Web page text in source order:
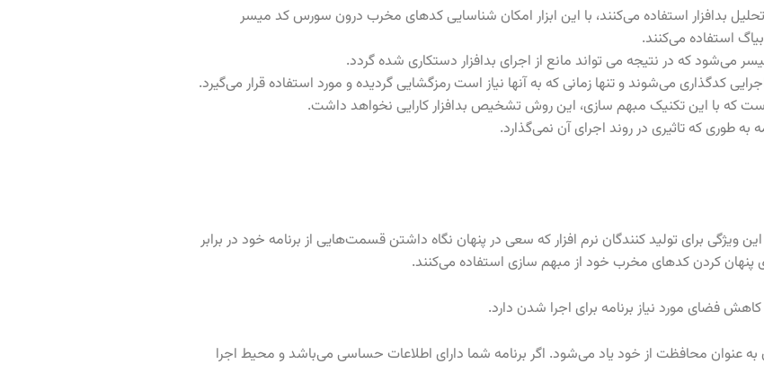
تحلیل بدافزار استفاده می‌کنند، با این ابزار امکان شناسایی کدهای مخرب درون سورس کد میسر
استفاده می‌کنند.
می‌شود که در نتیجه می تواند مانع از اجرای بدافزار دستکاری شده گردد.
کدگذاری می‌شوند و تنها زمانی که به آنها نیاز است رمزگشایی گردیده و مورد استفاده قرار می‌گیرد.
که با این تکنیک مبهم سازی، این روش تشخیص بدافزار کارایی نخواهد داشت.
به طوری که تاثیری در روند اجرای آن نمی‌گذارد.
ویژگی برای تولید کنندگان نرم افزار که سعی در پنهان نگاه داشتن قسمت‌هایی از برنامه خود در برابر
پنهان کردن کدهای مخرب خود از مبهم سازی استفاده می‌کنند.
فضای مورد نیاز برنامه برای اجرا شدن دارد.
عنوان محافظت از خود یاد می‌شود. اگر برنامه شما دارای اطلاعات حساسی می‌باشد و محیط اجرا